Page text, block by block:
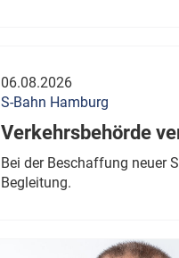
06.08.2026
S-Bahn Hamburg
Verkehrsbehörde
Bei der Beschaffung neuer
Begleitung.